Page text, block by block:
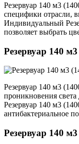
Резервуар 140 м3
специфики отрасли,
Индивидуальный
позволяет выбрать
Резервуар 140
Резервуар 140 м3
проникновения света
Резервуар 140 м3
антибактериальное
Резервуар 140